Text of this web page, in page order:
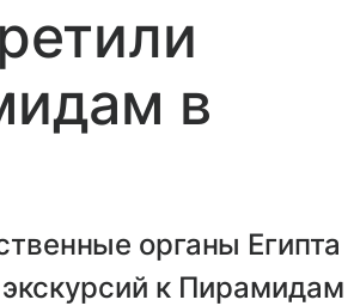
в
органы Египта
к Пирамидам